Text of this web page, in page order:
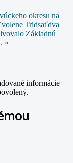
okresu na
Tridsaťdva
Základnú
»
informácie